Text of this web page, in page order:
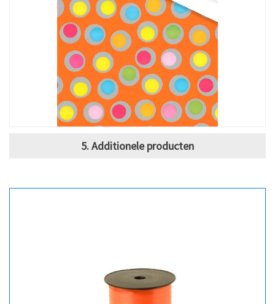
5. Additionele producten